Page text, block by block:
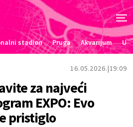
stadion Pruga Akvarijum
16.05.2026. 19:09
za najveći
EXPO: Evo
pristiglo